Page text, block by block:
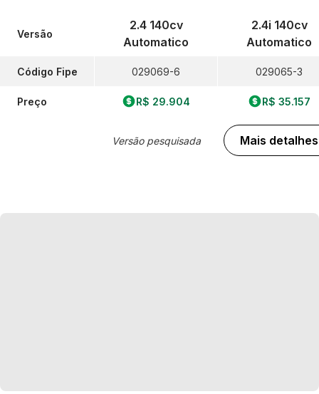
Versão
Código Fipe
Preço
2.4 140cv
Automatico
029069-6
R$ 29.904
Versão pesquisada
2.4i 140cv
Automatico
029065-3
R$ 35.157
Mais detalhes